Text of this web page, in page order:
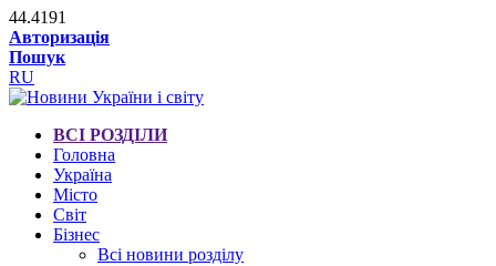
44.4191
Авторизація
Пошук
RU
ВСІ РОЗДІЛИ
Головна
Україна
Місто
Світ
Бізнес
Всі новини розділу